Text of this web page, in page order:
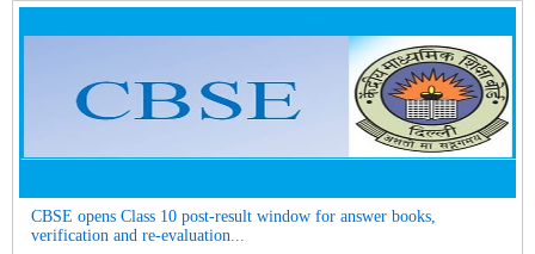
CBSE opens Class 10 post-result window for answer books,
verification and re-evaluation...